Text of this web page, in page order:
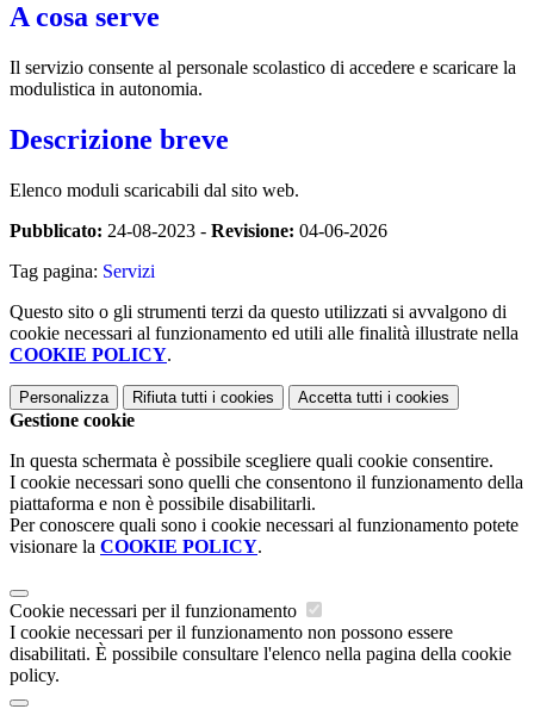
A cosa serve
Il servizio consente al personale scolastico di accedere e scaricare la
modulistica in autonomia.
Descrizione breve
Elenco moduli scaricabili dal sito web.
Pubblicato: 24-08-2023 - Revisione: 04-06-2026
Tag pagina: Servizi
Questo sito o gli strumenti terzi da questo utilizzati si avvalgono di
cookie necessari al funzionamento ed utili alle finalità illustrate nella
COOKIE POLICY.
Personalizza Rifiuta tutti i cookies Accetta tutti i cookies
Gestione cookie
In questa schermata è possibile scegliere quali cookie consentire.
I cookie necessari sono quelli che consentono il funzionamento della
piattaforma e non è possibile disabilitarli.
Per conoscere quali sono i cookie necessari al funzionamento potete
visionare la COOKIE POLICY.
Cookie necessari per il funzionamento
I cookie necessari per il funzionamento non possono essere
disabilitati. È possibile consultare l'elenco nella pagina della cookie
policy.